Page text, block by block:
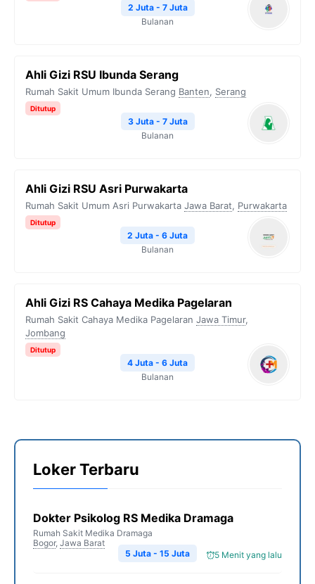
2 Juta - 7 Juta
Bulanan
Ahli Gizi RSU Ibunda Serang
Rumah Sakit Umum Ibunda Serang Banten, Serang
Ditutup
3 Juta - 7 Juta
Bulanan
Ahli Gizi RSU Asri Purwakarta
Rumah Sakit Umum Asri Purwakarta Jawa Barat, Purwakarta
Ditutup
2 Juta - 6 Juta
Bulanan
Ahli Gizi RS Cahaya Medika Pagelaran
Rumah Sakit Cahaya Medika Pagelaran Jawa Timur,
Jombang
Ditutup
4 Juta - 6 Juta
Bulanan
Loker Terbaru
Dokter Psikolog RS Medika Dramaga
Rumah Sakit Medika Dramaga
Bogor, Jawa Barat
5 Menit yang lalu
5 Juta - 15 Juta